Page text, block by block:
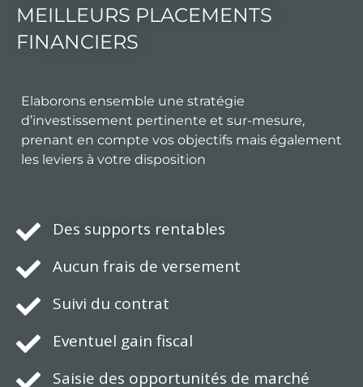
MEILLEURS PLACEMENTS
FINANCIERS
Elaborons ensemble une stratégie
d’investissement pertinente et sur-mesure,
prenant en compte vos objectifs mais également
les leviers à votre disposition
Des supports rentables
Aucun frais de versement
Suivi du contrat
Eventuel gain fiscal
Saisie des opportunités de marché